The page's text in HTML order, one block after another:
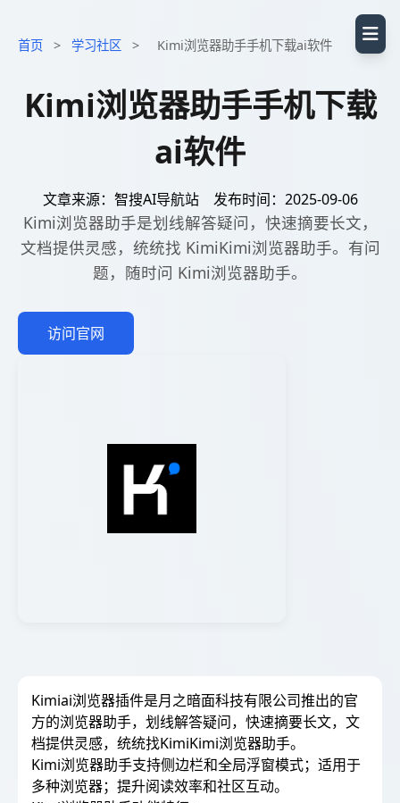
首页 > 学习社区 > Kimi浏览器助手手机下载ai软件
Kimi浏览器助手手机下载
ai软件
文章来源：智搜AI导航站 发布时间：2025-09-06
Kimi浏览器助手是划线解答疑问，快速摘要长文，
文档提供灵感，统统找 KimiKimi浏览器助手。有问
题，随时问 Kimi浏览器助手。
访问官网
Kimiai浏览器插件是月之暗面科技有限公司推出的官
方的浏览器助手，划线解答疑问，快速摘要长文，文
档提供灵感，统统找KimiKimi浏览器助手。
Kimi浏览器助手支持侧边栏和全局浮窗模式；适用于
多种浏览器；提升阅读效率和社区互动。